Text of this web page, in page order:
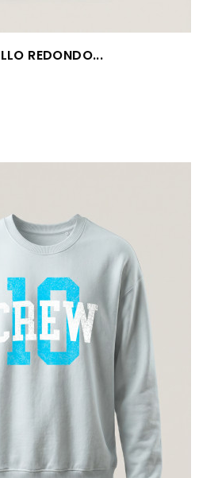
REDONDO...